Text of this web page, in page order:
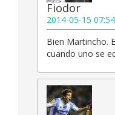
Fiodor
2014-05-15
Bien Martincho.
cuando uno se